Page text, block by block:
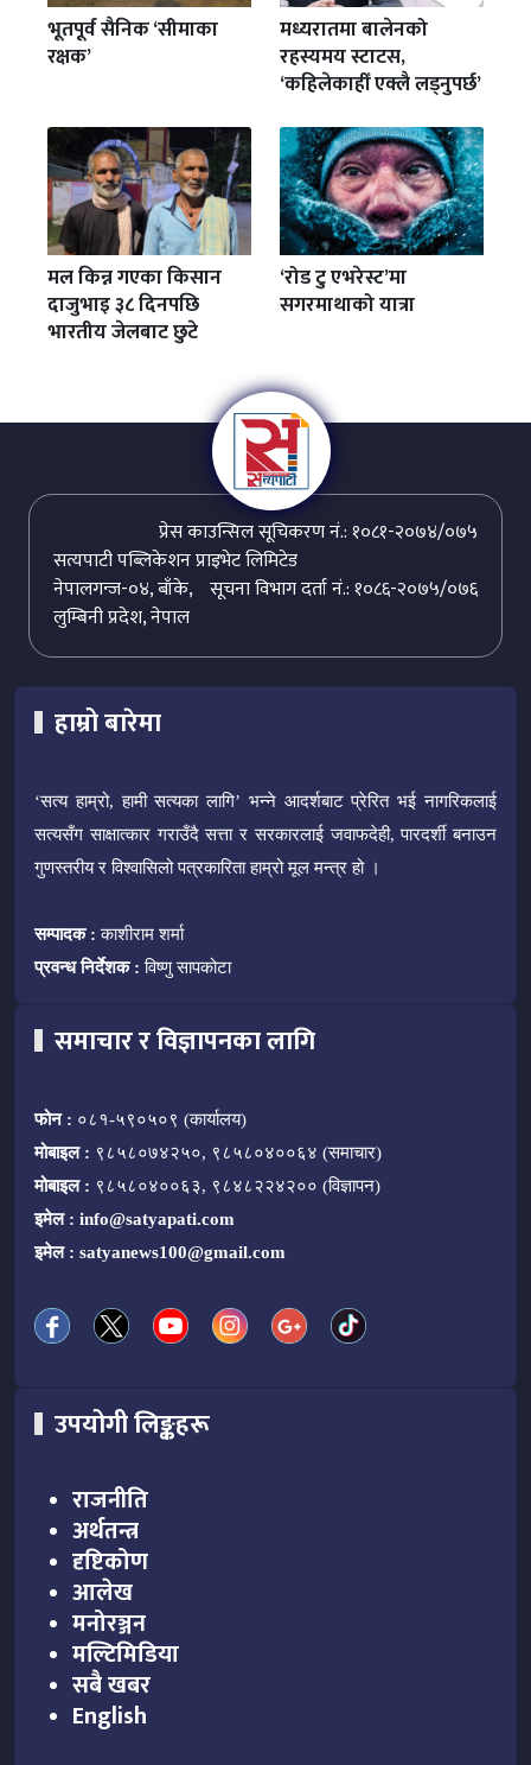
भूतपूर्व सैनिक ‘सीमाका
रक्षक’
मध्यरातमा बालेनको
रहस्यमय स्टाटस,
‘कहिलेकाहीँ एक्लै लड्नुपर्छ’
मल किन्न गएका किसान
दाजुभाइ ३८ दिनपछि
भारतीय जेलबाट छुटे
‘रोड टु एभरेस्ट’मा
सगरमाथाको यात्रा
प्रेस काउन्सिल सूचिकरण नं.: १०८१-२०७४/०७५
सत्यपाटी पब्लिकेशन प्राइभेट लिमिटेड
सूचना विभाग दर्ता नं.: १०८६-२०७५/०७६
नेपालगन्ज-०४, बाँके,
लुम्बिनी प्रदेश, नेपाल
हाम्रो बारेमा
‘सत्य हाम्रो, हामी सत्यका लागि’ भन्ने आदर्शबाट प्रेरित भई नागरिकलाई
सत्यसँग साक्षात्कार गराउँदै सत्ता र सरकारलाई जवाफदेही, पारदर्शी बनाउन
गुणस्तरीय र विश्वासिलो पत्रकारिता हाम्रो मूल मन्त्र हो ।
सम्पादक : काशीराम शर्मा
प्रवन्ध निर्देशक : विष्णु सापकोटा
समाचार र विज्ञापनका लागि
फोन : ०८१-५९०५०९ (कार्यालय)
मोबाइल : ९८५८०७४२५०, ९८५८०४००६४ (समाचार)
मोबाइल : ९८५८०४००६३, ९८४८२२४२०० (विज्ञापन)
इमेल : info@satyapati.com
इमेल : satyanews100@gmail.com
उपयोगी लिङ्कहरू
राजनीति
अर्थतन्त्र
दृष्टिकोण
आलेख
मनोरञ्जन
मल्टिमिडिया
सबै खबर
English